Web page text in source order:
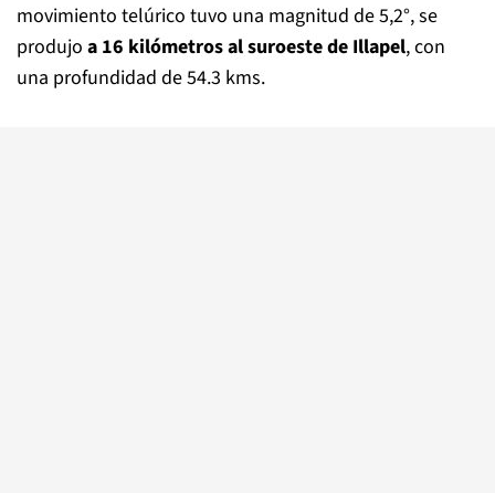
movimiento telúrico tuvo una magnitud de 5,2°, se
produjo a 16 kilómetros al suroeste de Illapel, con
una profundidad de 54.3 kms.